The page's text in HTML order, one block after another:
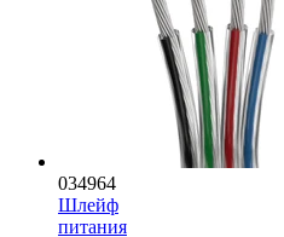
034964
Шлейф
питания